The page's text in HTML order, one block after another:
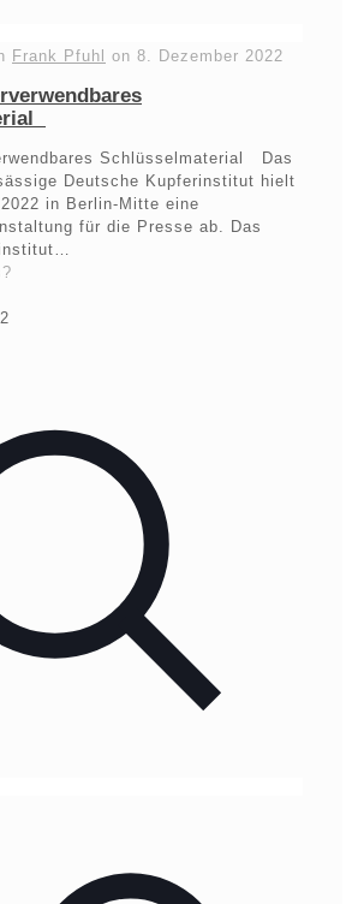
Frank Pfuhl on 8. Dezember 2022
Schlüsselmaterial Das
Deutsche Kupferinstitut hielt
in Berlin-Mitte eine
für die Presse ab. Das